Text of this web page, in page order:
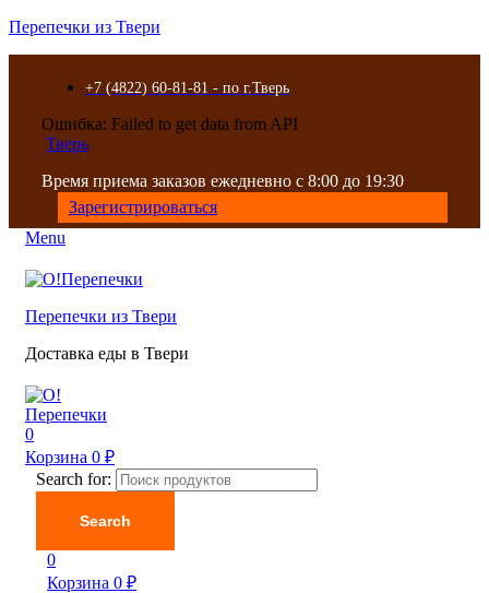
Перепечки из Твери
+7 (4822) 60-81-81 - по г.Тверь
Ошибка: Failed to get data from API
Тверь
Время приема заказов ежедневно с 8:00 до 19:30
Зарегистрироваться
Menu
Перепечки из Твери
Доставка еды в Твери
0
Корзина 0 ₽
Search for:
Search
0
Корзина 0 ₽